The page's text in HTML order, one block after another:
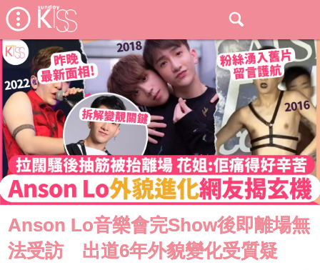
Anson Lo音樂會完Show後即離場無
法受訪 出道6年外貌變化受質疑